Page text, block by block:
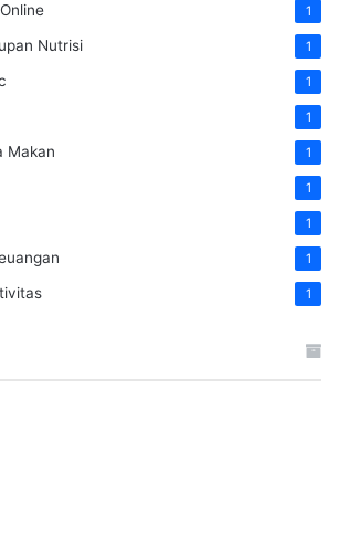
1
Nutrisi 1
1
1
Makan 1
1
1
1
1